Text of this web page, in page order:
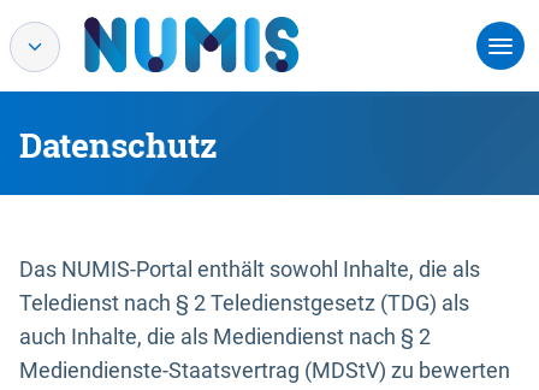
Datenschutz
Das NUMIS-Portal enthält sowohl Inhalte, die als
Teledienst nach § 2 Teledienstgesetz (TDG) als
auch Inhalte, die als Mediendienst nach § 2
Mediendienste-Staatsvertrag (MDStV) zu bewerten